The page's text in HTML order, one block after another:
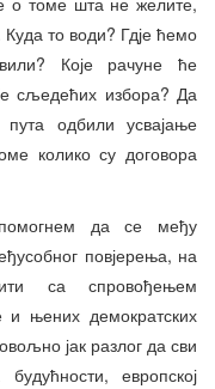
то води? Гдје ћемо
Које рачуне ће
сљедећих избора? Да
одбили усвајање
колико су договора
да се међу
повјерења, на
са спровођењем
и њених демократских
јак разлог да сви
европској